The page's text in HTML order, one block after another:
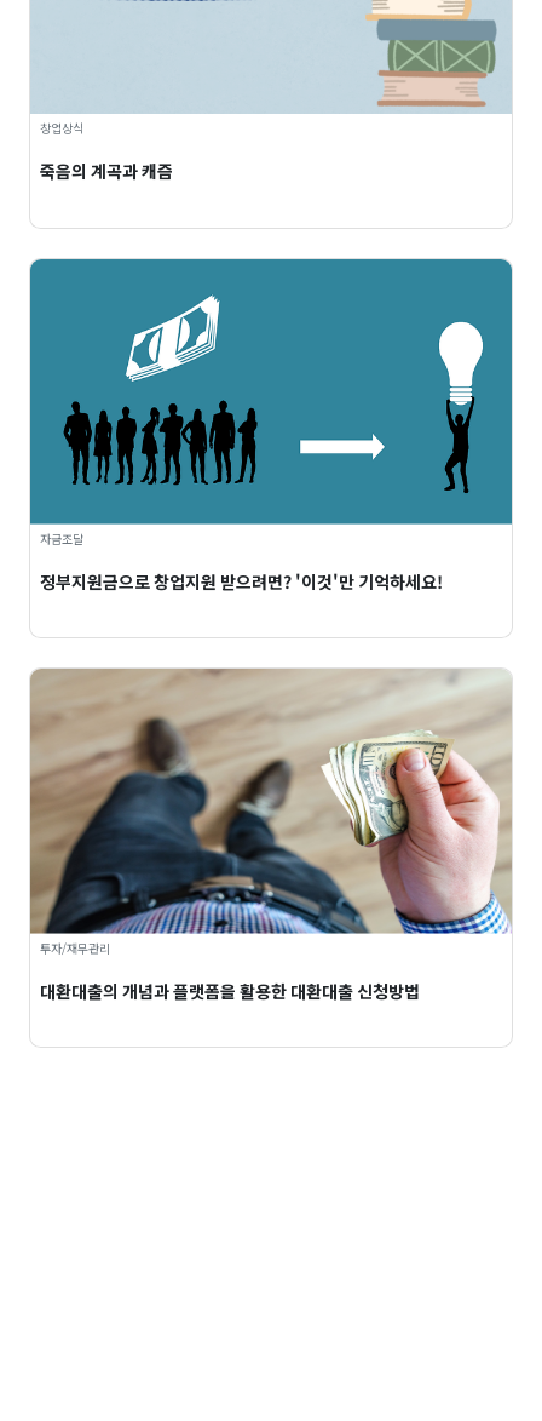
창업상식
죽음의 계곡과 캐즘
자금조달
정부지원금으로 창업지원 받으려면? '이것'만 기억하세요!
투자/재무관리
대환대출의 개념과 플랫폼을 활용한 대환대출 신청방법